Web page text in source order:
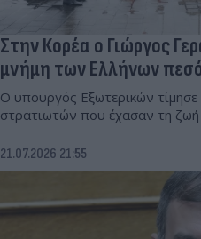
Στην Κορέα ο Γιώργος
μνήμη των Ελλήνων
Ο υπουργός Εξωτερικών
στρατιωτών που έχασαν τη
21.07.2026 21:55